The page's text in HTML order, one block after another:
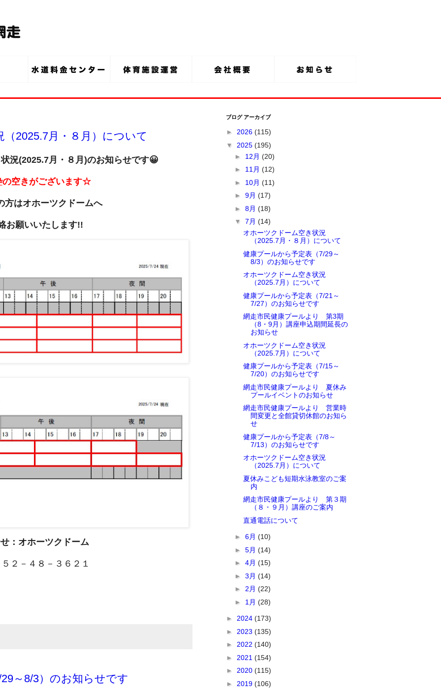
2025.7月・８月）について
況(2025.7月・８月 )のお知らせです😀
の空きがございます☆
方はオホーツクドームへ
お願いいたします!!
：オホーツクドーム
２－４８－３６２１
～8/3）のお知らせです
ブログ アーカイブ
► 2026 (115)
▼ 2025 (195)
► 12月 (20)
► 11月 (12)
► 10月 (11)
► 9月 (17)
► 8月 (18)
▼ 7月 (14)
オホーツクドーム空き状況
（2025.7月・８月）について
健康プールから予定表（7/29～
8/3）のお知らせです
オホーツクドーム空き状況
（2025.7月）について
健康プールから予定表（7/21～
7/27）のお知らせです
網走市民健康プールより 第3期
（8・9月）講座申込期間延長の
お知らせ
オホーツクドーム空き状況
（2025.7月）について
健康プールから予定表（7/15～
7/20）のお知らせです
網走市民健康プールより 夏休み
プールイベントのお知らせ
網走市民健康プールより 営業時
間変更と全館貸切休館のお知ら
せ
健康プールから予定表（7/8～
7/13）のお知らせです
オホーツクドーム空き状況
（2025.7月）について
夏休みこども短期水泳教室のご案
内
網走市民健康プールより 第３期
（８・９月）講座のご案内
直通電話について
► 6月 (10)
► 5月 (14)
► 4月 (15)
► 3月 (14)
► 2月 (22)
► 1月 (28)
► 2024 (173)
► 2023 (135)
► 2022 (140)
► 2021 (154)
► 2020 (115)
► 2019 (106)